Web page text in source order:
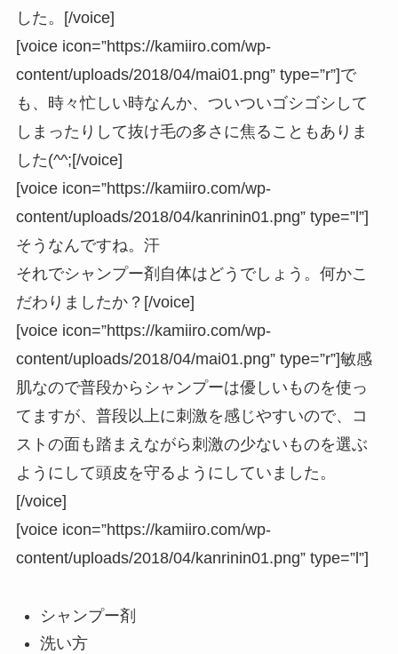
した。[/voice]
[voice icon=”https://kamiiro.com/wp-
content/uploads/2018/04/mai01.png” type=”r”]で
も、時々忙しい時なんか、ついついゴシゴシして
しまったりして抜け毛の多さに焦ることもありま
した(^^;[/voice]
[voice icon=”https://kamiiro.com/wp-
content/uploads/2018/04/kanrinin01.png” type=”l”]
そうなんですね。汗
それでシャンプー剤自体はどうでしょう。何かこ
だわりましたか？[/voice]
[voice icon=”https://kamiiro.com/wp-
content/uploads/2018/04/mai01.png” type=”r”]敏感
肌なので普段からシャンプーは優しいものを使っ
てますが、普段以上に刺激を感じやすいので、コ
ストの面も踏まえながら刺激の少ないものを選ぶ
ようにして頭皮を守るようにしていました。
[/voice]
[voice icon=”https://kamiiro.com/wp-
content/uploads/2018/04/kanrinin01.png” type=”l”]
シャンプー剤
洗い方